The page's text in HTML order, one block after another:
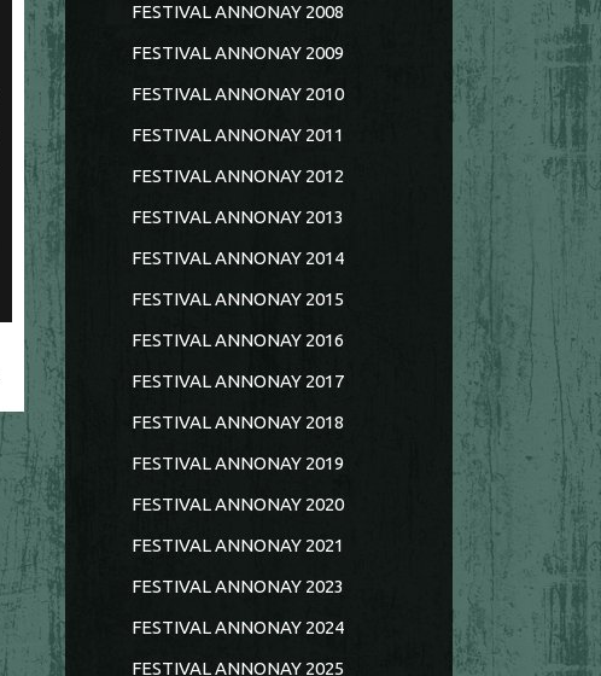
FESTIVAL ANNONAY 2008
FESTIVAL ANNONAY 2009
FESTIVAL ANNONAY 2010
FESTIVAL ANNONAY 2011
FESTIVAL ANNONAY 2012
FESTIVAL ANNONAY 2013
FESTIVAL ANNONAY 2014
FESTIVAL ANNONAY 2015
FESTIVAL ANNONAY 2016
FESTIVAL ANNONAY 2017
FESTIVAL ANNONAY 2018
FESTIVAL ANNONAY 2019
FESTIVAL ANNONAY 2020
FESTIVAL ANNONAY 2021
FESTIVAL ANNONAY 2023
FESTIVAL ANNONAY 2024
FESTIVAL ANNONAY 2025